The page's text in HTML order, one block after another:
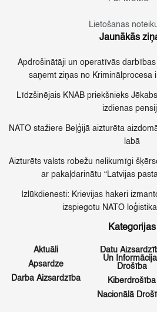
Lietošanas
Jaunākās
Apdrošinātāji un operatīvās
saņemt ziņas no Kriminālprocesa
Līdzšinējais KNAB priekšnieks
izdienas
NATO stažiere Beļģijā aizturēta
labā
Aizturēts valsts robežu nelikumīgi
ar pakaļdarinātu “Latvijas
Izlūkdienesti: Krievijas hakeri
izspiegotu NATO
Kategorijas
Aktuāli
Apsardze
Darba Aizsardzība
Datu
Un
Drošība
Kiberdrošība
Nacionālā